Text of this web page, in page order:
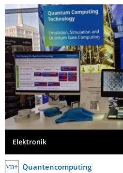
Elektronik
Quantencomputing